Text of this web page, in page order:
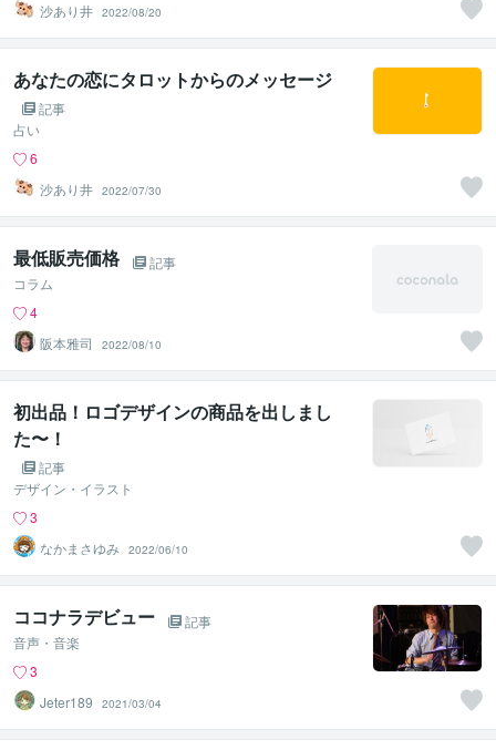
沙あり井 2022/08/20
あなたの恋にタロットからのメッセージ
記事
占い
6
沙あり井 2022/07/30
最低販売価格
記事
コラム
4
阪本雅司
2022/08/10
初出品！ロゴデザインの商品を出しまし
た〜！
記事
デザイン・イラスト
3
なかまさゆみ 2022/06/10
ココナラデビュー
記事
音声・音楽
3
Jeter189
2021/03/04